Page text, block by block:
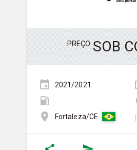
PREÇO SOB
2021/2021
Fortaleza/CE